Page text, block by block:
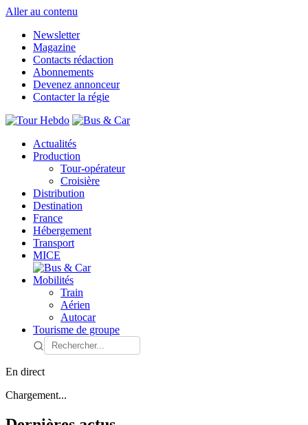
Aller au contenu
Newsletter
Magazine
Contacts rédaction
Abonnements
Devenez annonceur
Contacter la régie
Actualités
Production
Tour-opérateur
Croisière
Distribution
Destination
France
Hébergement
Transport
MICE
Mobilités
Train
Aérien
Autocar
Tourisme de groupe
En direct
Chargement...